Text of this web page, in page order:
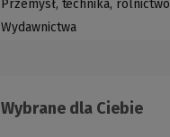
Przemysł, technika, rolnictwo
Wydawnictwa
Wybrane dla Ciebie